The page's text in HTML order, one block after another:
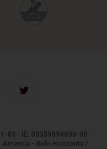
85 - IE: 00359894600-90 -
- Belo Horizonte /